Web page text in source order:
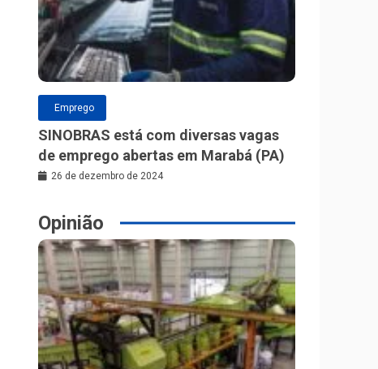
Emprego
SINOBRAS está com diversas vagas
de emprego abertas em Marabá (PA)
26 de dezembro de 2024
Opinião